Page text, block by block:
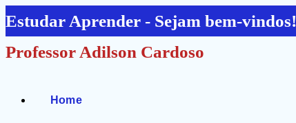
Ir
para
o
Estudar Aprender - Sejam bem-vindos!
Professor Adilson Cardoso
Home